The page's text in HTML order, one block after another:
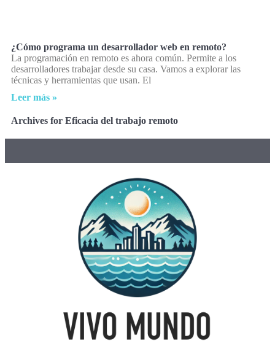
¿Cómo programa un desarrollador web en remoto?
La programación en remoto es ahora común. Permite a los
desarrolladores trabajar desde su casa. Vamos a explorar las
técnicas y herramientas que usan. El
Leer más »
Archives for Eficacia del trabajo remoto